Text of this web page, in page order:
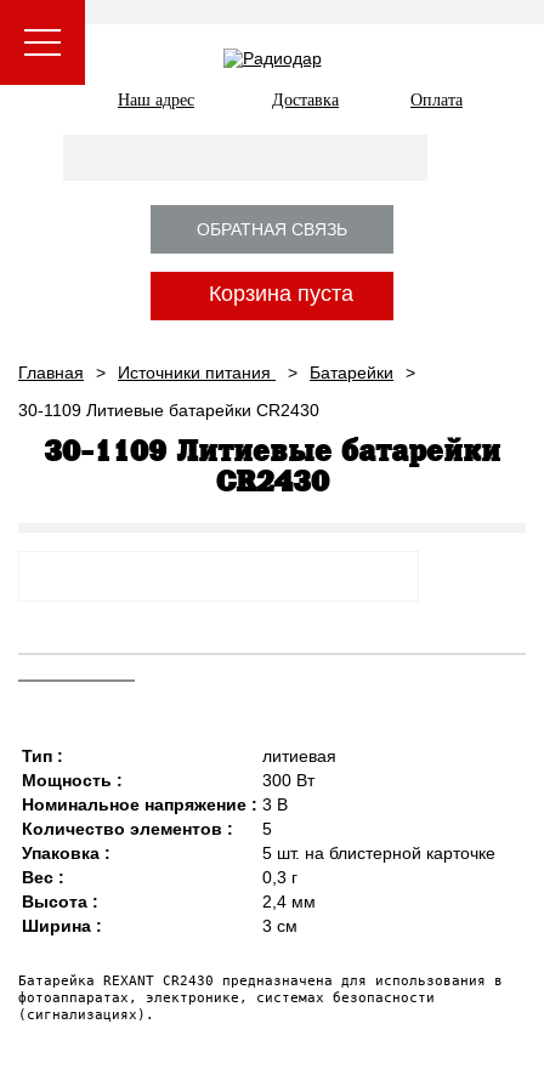
Наш адрес Доставка Оплата
ОБРАТНАЯ СВЯЗЬ
Корзина пуста
Главная Источники питания
Батарейки
30-1109 Литиевые батарейки CR2430
30-1109 Литиевые батарейки
CR2430
Тип :
литиевая
Мощность :
300 Вт
Номинальное напряжение : 3 В
Количество элементов :
5
Упаковка :
5 шт. на блистерной карточке
Вес :
0,3 г
Высота :
2,4 мм
Ширина :
3 см
Батарейка REXANT CR2430 предназначена для использования в
фотоаппаратах, электронике, системах безопасности
(сигнализациях).